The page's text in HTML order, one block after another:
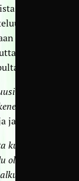
neljän
tulosta.
maalia,
jatkaa.
kun
oli tärkeä
ja